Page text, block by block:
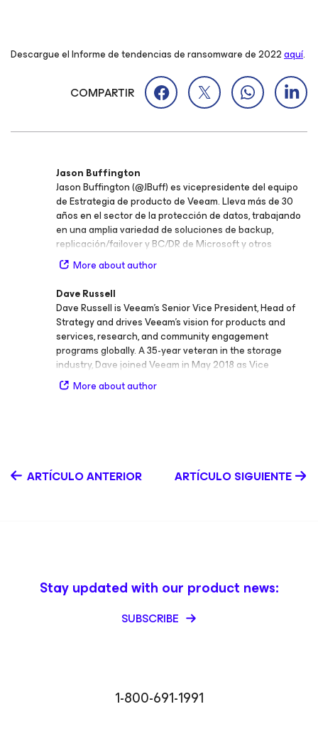
Descargue el Informe de tendencias de ransomware de 2022aquí.
COMPARTIR
Jason Buffington
Jason Buffington (@JBuff) es vicepresidente del equipo
de Estrategia de producto de Veeam. Lleva más de 30
años en el sector de la protección de datos, trabajando
en una amplia variedad de soluciones de backup,
replicación/failover y BC/DR de Microsoft y otros
proveedores. Antes de unirse al equipo de Veeam, Jason
desempeñó el cargo de Analista jefe en Enterprise
Strategy Group (ESG) desde el que daba cobertura a
una amplia selección de fabricantes y proveedores de
soluciones de protección de datos dentro de la industria
de TI. Fuera del campo de la TI, Jason es un voluntario
muy activo dentro de la organización Boy Scouts of
America. En Veeam, Jason centra sus esfuerzos en
acelerar el éxito de los clientes empresariales a través
de las principales alianzas de Veeam, impulsar proyectos
More about author
Dave Russell
Dave Russell is Veeam’s Senior Vice President, Head of
Strategy and drives Veeam’s vision for products and
services, research, and community engagement
programs globally. A 35-year veteran in the storage
industry, Dave joined Veeam in May 2018 as Vice
President of Enterprise Strategy. Prior to Veeam, he held
the role of Vice President and Distinguished Analyst at
Storage Research and Development as a Software
More about author
ARTÍCULO ANTERIOR ARTÍCULO SIGUIENTE
1-800-691-1991
Stay updated with our product news:
SUBSCRIBE